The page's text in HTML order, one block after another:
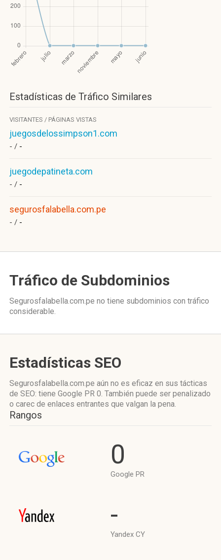
Estadísticas de Tráfico Similares
VISITANTES / PÁGINAS VISTAS
juegosdelossimpson1.com
- / -
juegodepatineta.com
- / -
segurosfalabella.com.pe
- / -
Tráfico de Subdominios
Segurosfalabella.com.pe no tiene subdominios con tráfico
considerable.
Estadísticas SEO
Segurosfalabella.com.pe aún no es eficaz en sus tácticas
de SEO: tiene Google PR 0. También puede ser penalizado
o carec de enlaces entrantes que valgan la pena.
Rangos
0
Google PR
-
Yandex CY